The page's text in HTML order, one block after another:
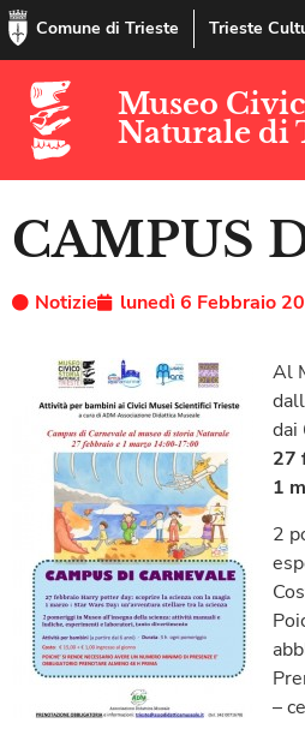
Comune di Trieste Trieste
Museo
Naturale di
CAMPUS
Notizie lunedì 6 Febbraio
Al
dai
27
1
2
–